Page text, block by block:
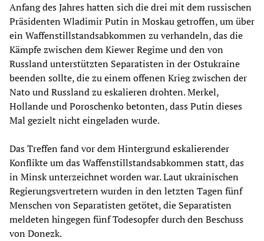
Anfang des Jahres hatten sich die drei mit dem russischen
Präsidenten Wladimir Putin in Moskau getroffen, um über
ein Waffenstillstandsabkommen zu verhandeln, das die
Kämpfe zwischen dem Kiewer Regime und den von
Russland unterstützten Separatisten in der Ostukraine
beenden sollte, die zu einem offenen Krieg zwischen der
Nato und Russland zu eskalieren drohten. Merkel,
Hollande und Poroschenko betonten, dass Putin dieses
Mal gezielt nicht eingeladen wurde.
Das Treffen fand vor dem Hintergrund eskalierender
Konflikte um das Waffenstillstandsabkommen statt, das
in Minsk unterzeichnet worden war. Laut ukrainischen
Regierungsvertretern wurden in den letzten Tagen fünf
Menschen von Separatisten getötet, die Separatisten
meldeten hingegen fünf Todesopfer durch den Beschuss
von Donezk.